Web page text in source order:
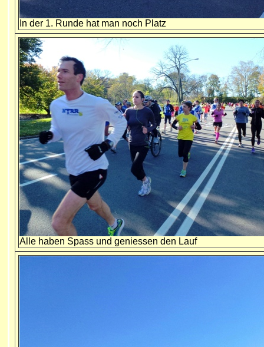
In der 1. Runde hat man noch Platz
Alle haben Spass und geniessen den Lauf